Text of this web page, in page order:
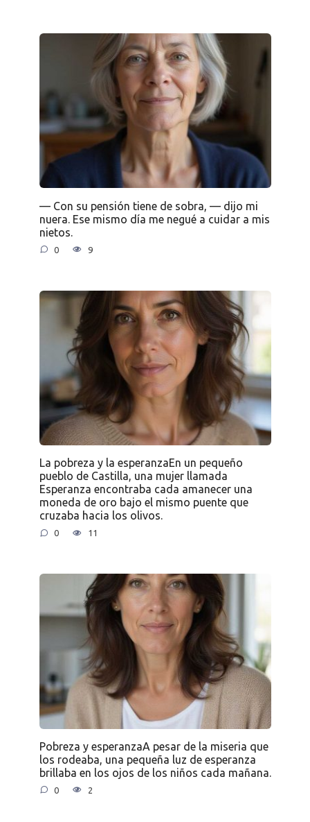
— Con su pensión tiene de sobra, — dijo mi
nuera. Ese mismo día me negué a cuidar a mis
nietos.
0 9
La pobreza y la esperanzaEn un pequeño
pueblo de Castilla, una mujer llamada
Esperanza encontraba cada amanecer una
moneda de oro bajo el mismo puente que
cruzaba hacia los olivos.
0 11
Pobreza y esperanzaA pesar de la miseria que
los rodeaba, una pequeña luz de esperanza
brillaba en los ojos de los niños cada mañana.
0 2